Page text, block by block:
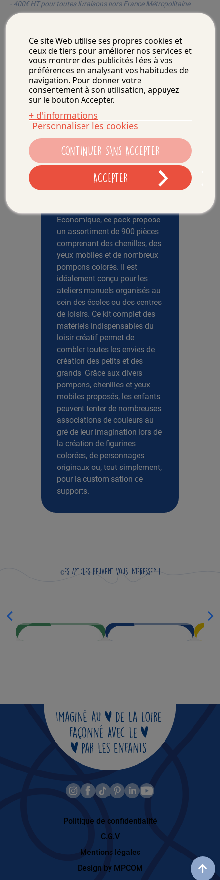
Ce site Web utilise ses propres cookies et
ceux de tiers pour améliorer nos services et
vous montrer des publicités liées à vos
préférences en analysant vos habitudes de
navigation. Pour donner votre
consentement à son utilisation, appuyez
sur le bouton Accepter.
+ d'informations
Personnaliser les cookies
CONTINUER SANS ACCEPTER
ACCEPTER
- 400€ HT pour toutes livraisons hors France Métropolitaine
Acheter en ligne
Description
Informations
complémentaires
Economique, ce pack propose
un assortiment de 900 pièces
comprenant des chenilles, des
yeux mobiles et de nombreux
pompons colorés. Il est
idéalement conçu pour les
ateliers manuels organisés au
sein des écoles ou des centres
de loisirs. Ce kit complet des
matériels indispensables du
loisir créatif permet de
combler toutes les envies de
création des petits et des
grands. Grâce aux divers
pompons, chenilles et yeux
mobiles proposés, les enfants
peuvent tenter de nombreuses
associations de couleurs au
gré de leur imagination lors de
la création de figurines
colorées, de personnages
originaux ou, tout simplement,
pour la customisation de
supports.
Ces articles peuvent vous intéresser !
Politique de confidentialité
C.G.V
Mentions légales
Design by MPCOM